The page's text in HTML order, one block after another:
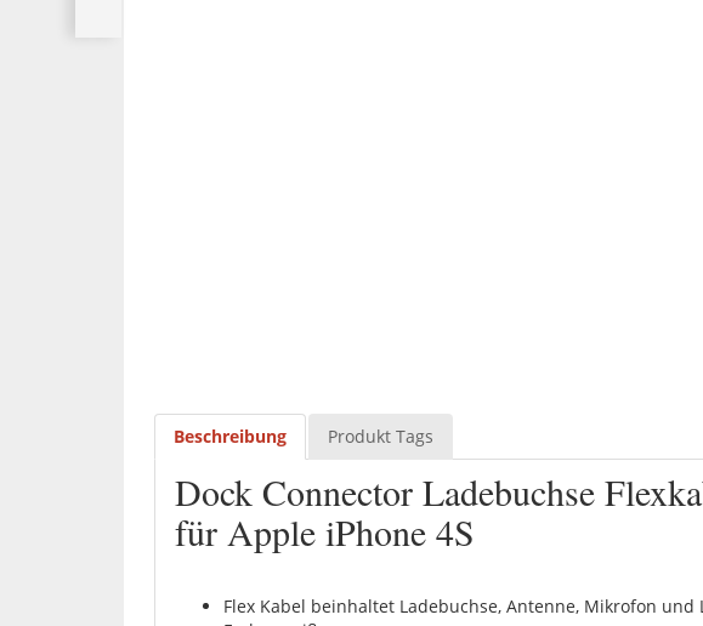
Beschreibung Produkt Tags
Dock Connector Ladebuchse
für Apple iPhone 4S
Flex Kabel beinhaltet Ladebuchse, Antenne, Mikrofon